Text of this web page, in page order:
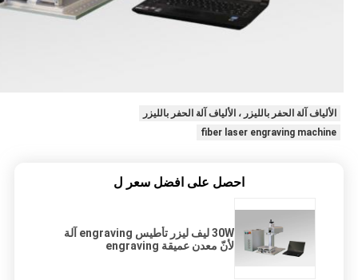
الألياف آلة الحفر بالليزر ، الألياف آلة الحفر بالليزر
fiber laser engraving machine
احصل على افضل سعر ل
30W ليف ليزر تأطيس engraving آلة
لأنّ معدن عميقة engraving